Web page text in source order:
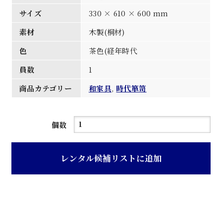
サイズ
330 × 610 × 600 mm
素材
木製(桐材)
色
茶色(経年時代
員数
1
商品カテゴリー
和家具, 時代箪笥
個数
茶
年
レンタル候補リストに追加